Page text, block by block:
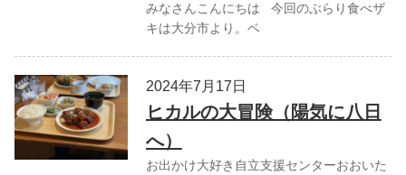
みなさんこんにちは 今回のぶらり食べザ
キは大分市より。ベ
2024年7月17日
ヒカルの大冒険（陽気に八日
へ）
お出かけ大好き自立支援センターおおいた